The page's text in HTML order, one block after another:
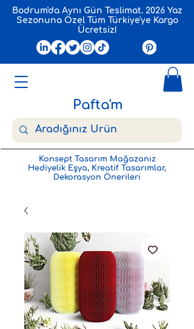
Pafta'm
Bodrum'da Aynı Gün Teslimat. 2026 Yaz
Sezonuna Özel Tüm Türkiye'ye Kargo
Ücretsiz!
Konsept Tasarım Mağazanız
Hediyelik Eşya, Kreatif Tasarımlar,
Dekorasyon Önerileri